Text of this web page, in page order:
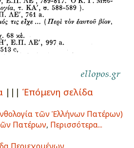
||| Ἑπόμενη σελίδα
τῶν Ἑλλήνων Πατέρων)
Πατέρων, Περισσότερα...